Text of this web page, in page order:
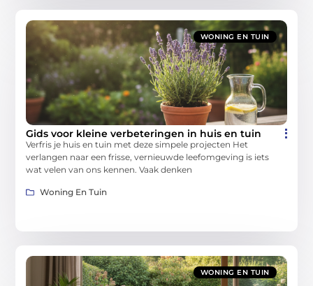
WONING EN TUIN
Gids voor kleine verbeteringen in huis en tuin
Verfris je huis en tuin met deze simpele projecten Het
verlangen naar een frisse, vernieuwde leefomgeving is iets
wat velen van ons kennen. Vaak denken
Woning En Tuin
WONING EN TUIN